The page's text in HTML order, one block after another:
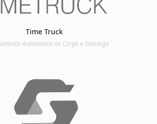
Time Truck
Automático de Carga e Descarga